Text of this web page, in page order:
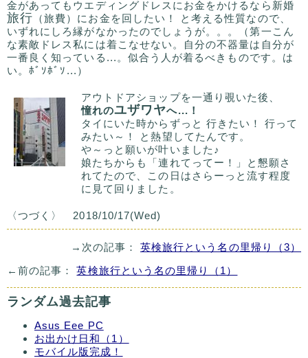
金があってもウエディングドレスにお金をかけるなら新婚
旅行 （旅費）にお金を回したい！ と考える性質なので、
いずれにしろ縁がなかったのでしょうが。。。（第一こん
な素敵ドレス私には着こなせない。自分の不器量は自分が
一番良く知っている...。似合う人が着るべきものです。は
い。ﾎﾞｿﾎﾞｿ...）
アウトドアショップを一通り覗いた後、
憧れのユザワヤへ...！
タイにいた時からずっと 行きたい！ 行って
みたい～！ と熱望してたんです。
や～っと願いが叶いました♪
娘たちからも「連れてってー！」と懇願さ
れてたので、この日はさらーっと流す程度
に見て回りました。
〈つづく〉 2018/10/17(Wed)
→次の記事： 英検旅行という名の里帰り（3）
←前の記事：英検旅行という名の里帰り（1）
ランダム過去記事
Asus Eee PC
お出かけ日和（1）
モバイル版完成！